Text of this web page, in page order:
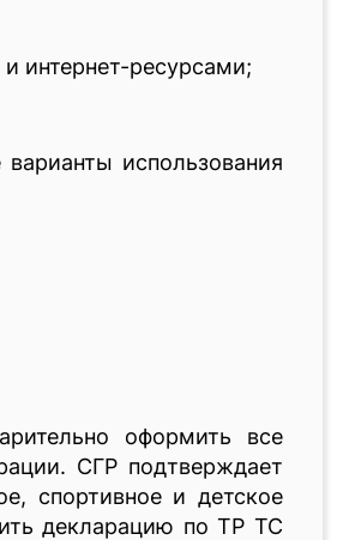
интернет-ресурсами;
использования
оформить все
СГР подтверждает
спортивное и детское
декларацию по ТР ТС